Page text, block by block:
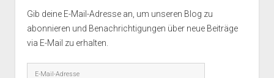
Gib deine E-Mail-Adresse an, um unseren Blog zu
abonnieren und Benachrichtigungen über neue Beiträge
via E-Mail zu erhalten.